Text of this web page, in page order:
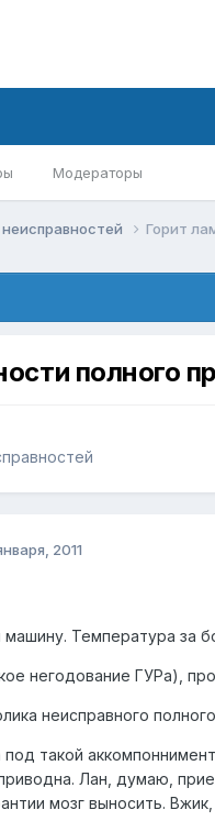
Модераторы
Горит
полного
2011
Температура за
негодование ГУРа),
неисправного
такой
Лан, думаю,
мозг выносить.